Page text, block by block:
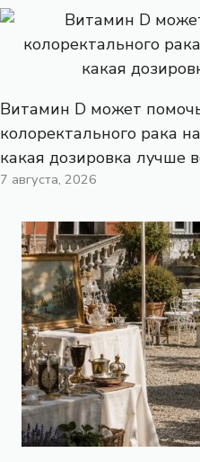
Витамин D может
колоректального рака
какая дозировка лучше
7 августа, 2026